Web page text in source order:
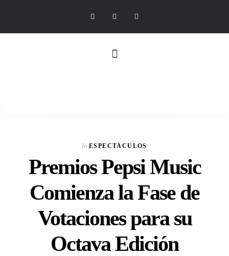
In ESPECTACULOS
Premios Pepsi Music
Comienza la Fase de
Votaciones para su
Octava Edición